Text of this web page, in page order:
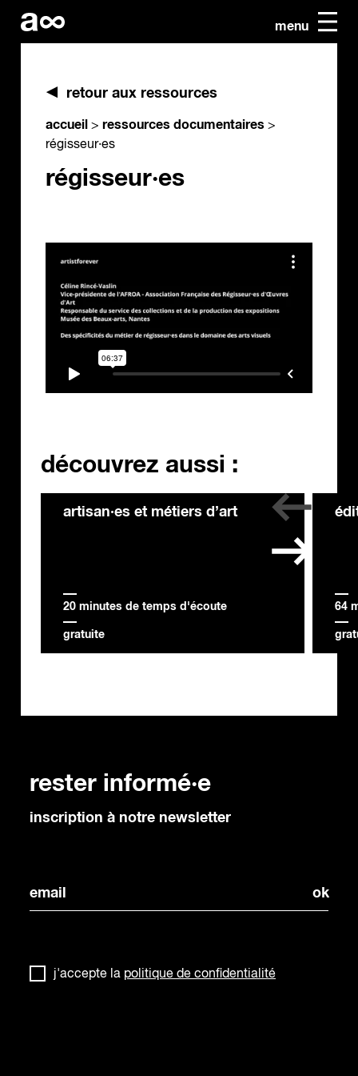
menu
retour aux ressources
accueil > ressources documentaires >
régisseur·es
régisseur·es
découvrez aussi :
artisan·es et métiers d’art
20 minutes de temps d'écoute
gratuite
64
rester informé·e
inscription à notre newsletter
j'accepte la politique de confidentialité